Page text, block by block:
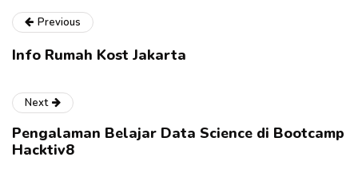
Previous
Info Rumah Kost Jakarta
Next
Pengalaman Belajar Data Science di Bootcamp
Hacktiv8